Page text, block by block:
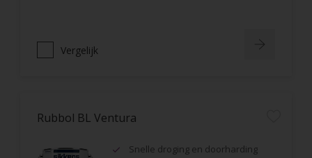
Vergelijk
Rubbol BL Ventura
Snelle droging en doorharding